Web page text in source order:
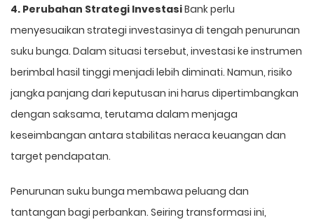
4. Perubahan Strategi InvestasiBank perlu
menyesuaikan strategi investasinya di tengah penurunan
suku bunga. Dalam situasi tersebut, investasi ke instrumen
berimbal hasil tinggi menjadi lebih diminati. Namun, risiko
jangka panjang dari keputusan ini harus dipertimbangkan
dengan saksama, terutama dalam menjaga
keseimbangan antara stabilitas neraca keuangan dan
target pendapatan.
Penurunan suku bunga membawa peluang dan
tantangan bagi perbankan. Seiring transformasi ini,